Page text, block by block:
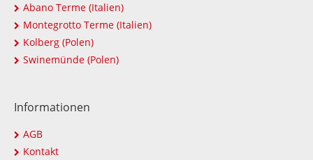
Abano Terme (Italien)
Montegrotto Terme (Italien)
Kolberg (Polen)
Swinemünde (Polen)
Informationen
AGB
Kontakt